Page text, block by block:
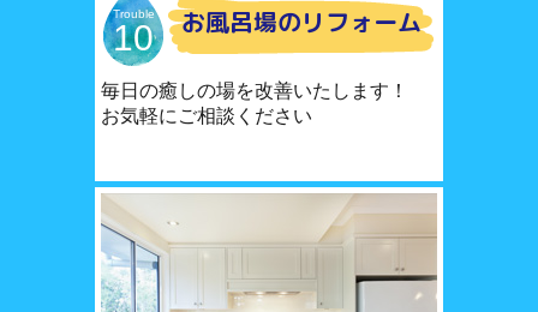
Trouble
10 お風呂場のリフォーム
毎日の癒しの場を改善いたします！
お気軽にご相談ください